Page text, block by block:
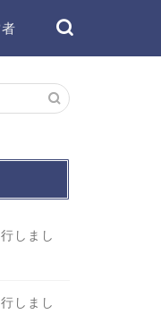
しまし
しまし